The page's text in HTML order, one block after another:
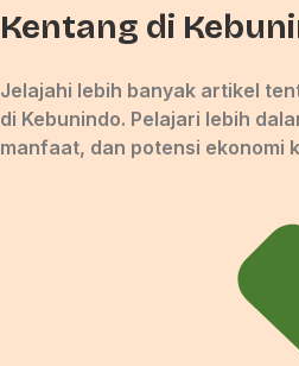
Kentang di
Jelajahi lebih banyak artikel
di Kebunindo. Pelajari lebih
manfaat, dan potensi ekonomi